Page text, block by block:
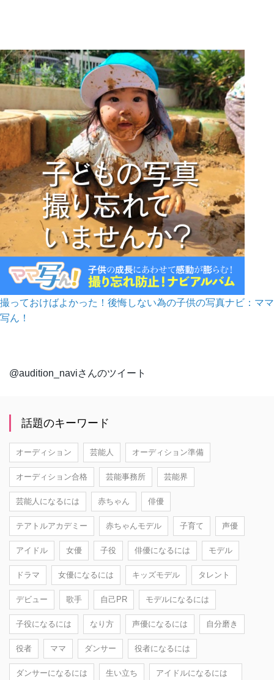
撮っておけばよかった！後悔しない為の子供の写真ナビ：ママ
写ん！
@audition_naviさんのツイート
話題のキーワード
オーディション 芸能人 オーディション準備
オーディション合格 芸能事務所 芸能界
芸能人になるには 赤ちゃん 俳優
テアトルアカデミー 赤ちゃんモデル 子育て 声優
アイドル 女優 子役 俳優になるには モデル
ドラマ 女優になるには キッズモデル タレント
デビュー 歌手 自己PR モデルになるには
子役になるには なり方 声優になるには 自分磨き
役者 ママ ダンサー 役者になるには
ダンサーになるには 生い立ち アイドルになるには